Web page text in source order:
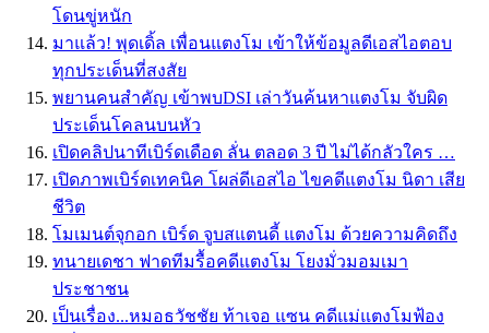
โดนขู่หนัก
มาแล้ว! พุดเดิ้ล เพื่อนแตงโม เข้าให้ข้อมูลดีเอสไอตอบ
ทุกประเด็นที่สงสัย
พยานคนสำคัญ เข้าพบDSI เล่าวันค้นหาแตงโม จับผิด
ประเด็นโคลนบนหัว
เปิดคลิปนาทีเบิร์ดเดือด ลั่น ตลอด 3 ปี ไม่ได้กลัวใคร …
เปิดภาพเบิร์ดเทคนิค โผล่ดีเอสไอ ไขคดีแตงโม นิดา เสีย
ชีวิต
โมเมนต์จุกอก เบิร์ด จูบสแตนดี้ แตงโม ด้วยความคิดถึง
ทนายเดชา ฟาดทีมรื้อคดีแตงโม โยงมั่วมอมเมา
ประชาชน
เป็นเรื่อง...หมอธวัชชัย ท้าเจอ แซน คดีแม่แตงโมฟ้อง